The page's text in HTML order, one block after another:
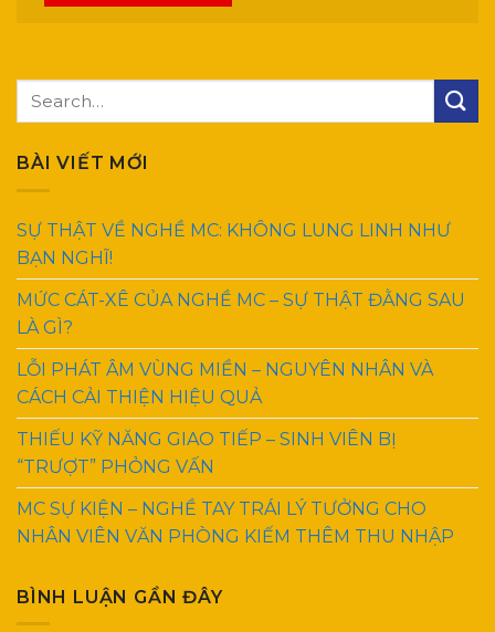
BÀI VIẾT MỚI
SỰ THẬT VỀ NGHỀ MC: KHÔNG LUNG LINH NHƯ
BẠN NGHĨ!
MỨC CÁT-XÊ CỦA NGHỀ MC – SỰ THẬT ĐẰNG SAU
LÀ GÌ?
LỖI PHÁT ÂM VÙNG MIỀN – NGUYÊN NHÂN VÀ
CÁCH CẢI THIỆN HIỆU QUẢ
THIẾU KỸ NĂNG GIAO TIẾP – SINH VIÊN BỊ
“TRƯỢT” PHỎNG VẤN
MC SỰ KIỆN – NGHỀ TAY TRÁI LÝ TƯỞNG CHO
NHÂN VIÊN VĂN PHÒNG KIẾM THÊM THU NHẬP
BÌNH LUẬN GẦN ĐÂY